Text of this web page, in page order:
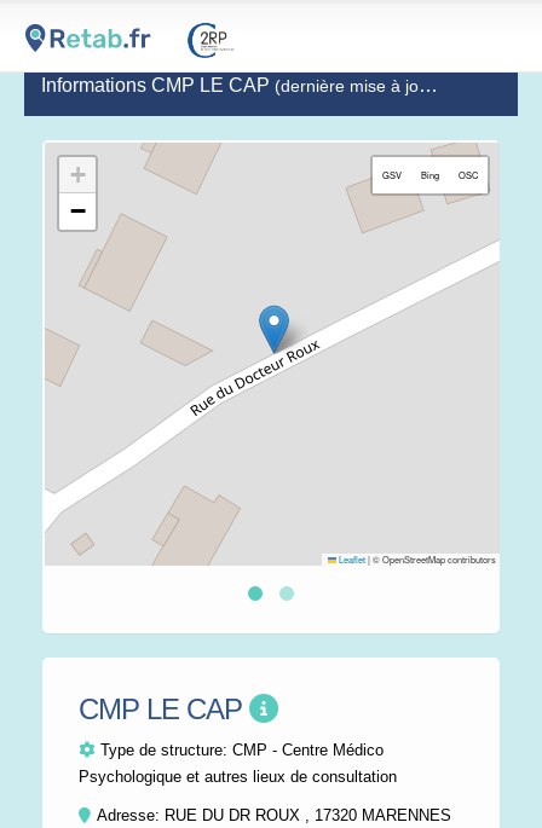
Informations CMP LE CAP (dernière mise à jour le 2020-12-09)
+
−
GSV Bing OSC
Leaflet|© OpenStreetMap contributors
CMP LE CAP
Type de structure: CMP - Centre Médico
Psychologique et autres lieux de consultation
Adresse: RUE DU DR ROUX , 17320 MARENNES